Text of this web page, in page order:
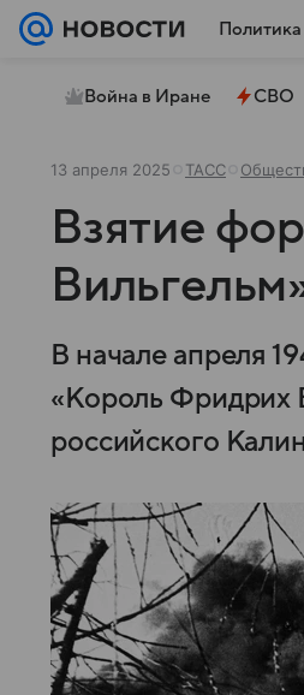
Политика
Война в Иране СВО
13 апреля 2025 ТАСС
Взятие
В начале апреля
«Король Фридрих
российского